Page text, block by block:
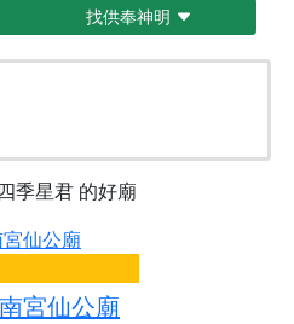
找供奉神明
四季星君 的好廟
宮仙公廟